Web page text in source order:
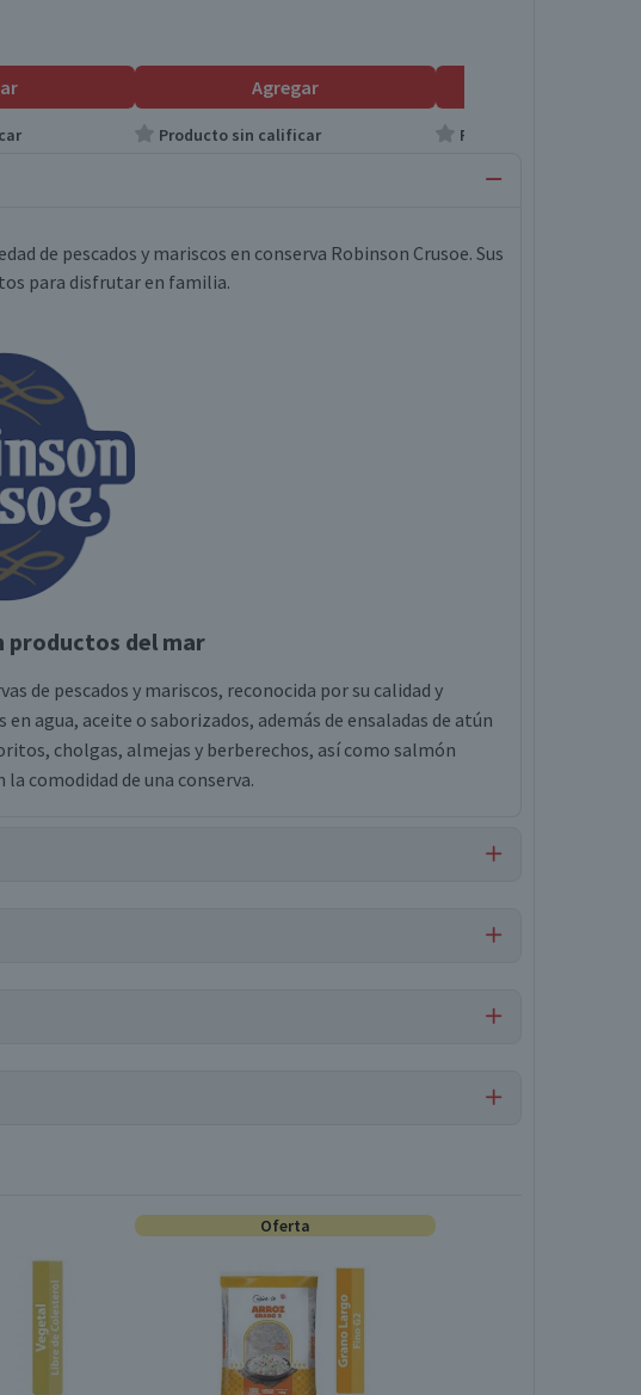
Agregar
Producto sin calificar Producto sin calificar
de pescados y mariscos en conserva Robinson Crusoe. Sus
para disfrutar en familia.
productos del mar
de pescados y mariscos, reconocida por su calidad y
agua, aceite o saborizados, además de ensaladas de atún
cholgas, almejas y berberechos, así como salmón
comodidad de una conserva.
Conservar en un lugar fresco y seco
Tarro
Oferta